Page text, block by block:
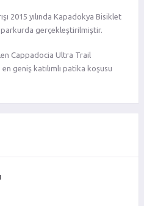
2015 yılında Kapadokya Bisiklet
gerçekleştirilmiştir.
Cappadocia Ultra Trail
geniş katılımlı patika koşusu